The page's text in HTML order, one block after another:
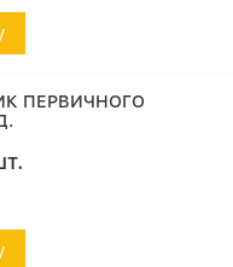
ПЕРВИЧНОГО